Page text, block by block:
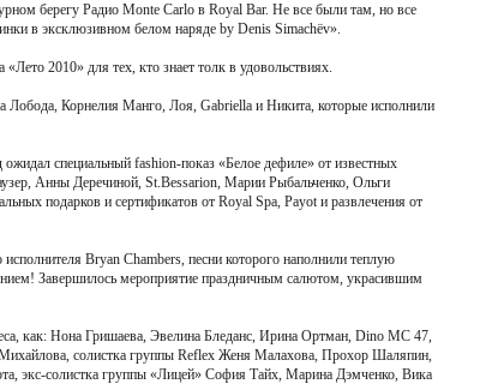
берегу Радио Monte Carlo в Royal Bar. Не все были там, но все
в эксклюзивном белом наряде by Denis Simachёv».
2010» для тех, кто знает толк в удовольствиях.
Лобода, Корнелия Манго, Лоя, Gabriella и Никита, которые исполнили
специальный fashion-показ «Белое дефиле» от известных
Анны Деречиной, St.Bessarion, Марии Рыбальченко, Ольги
подарков и сертификатов от Royal Spa, Payot и развлечения от
исполнителя Bryan Chambers, песни которого наполнили теплую
Завершилось мероприятие праздничным салютом, украсившим
как: Нона Гришаева, Эвелина Бледанс, Ирина Ортман, Dino MC 47,
солистка группы Reflex Женя Малахова, Прохор Шаляпин,
экс-солистка группы «Лицей» София Тайх, Марина Дэмченко, Вика